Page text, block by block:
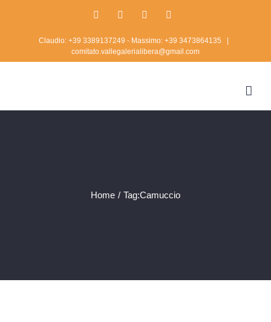
FacebookTwitter Instagram
Claudio: +39 3389137249 - Massimo: +39 3473864135
comitato.vallegalerialibera@gmail.com
Home / Tag:Camuccio